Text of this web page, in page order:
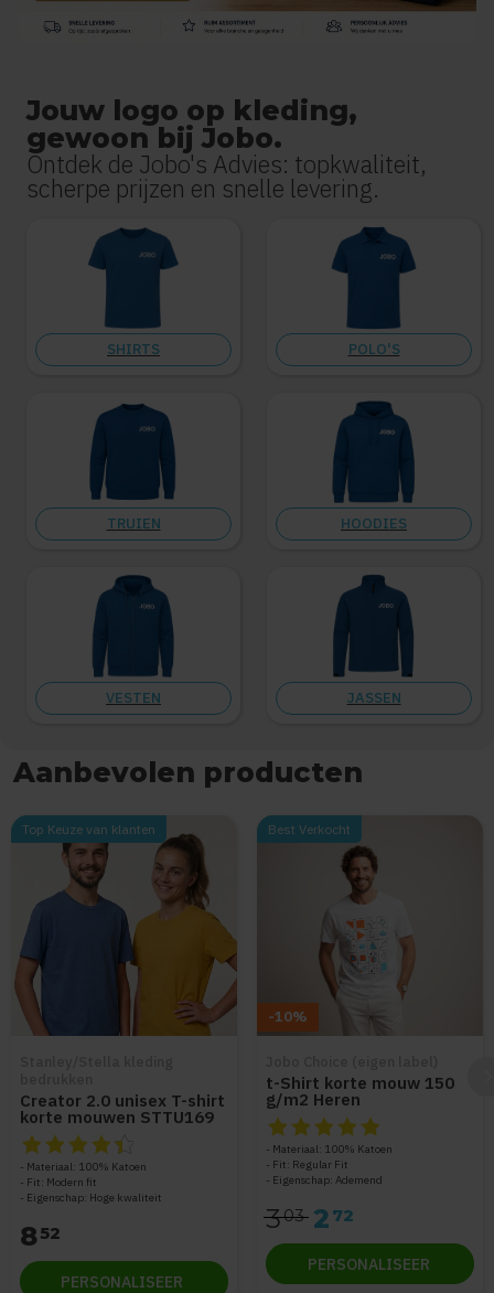
Jouw logo op kleding,
gewoon bij Jobo.
Ontdek de Jobo's Advies: topkwaliteit,
scherpe prijzen en snelle levering.
SHIRTS POLO'S
TRUIEN HOODIES
VESTEN JASSEN
Aanbevolen producten
Items van productcarrousel
Top Keuze van klanten
Creator 2.0 unisex T-shirt
korte mouwen STTU169
De beoordeling van dit product is4.5van de 5
Materiaal: 100% Katoen
Fit: Modern fit
Eigenschap: Hoge kwaliteit
852
PERSONALISEER
-10%
Best Verkocht
t-Shirt korte mouw 150
g/m2 Heren
De beoordeling van dit
Materiaal: 100% Katoen
Fit: Regular Fit
Eigenschap: Ademend
303 2 72
PERSONALISEER